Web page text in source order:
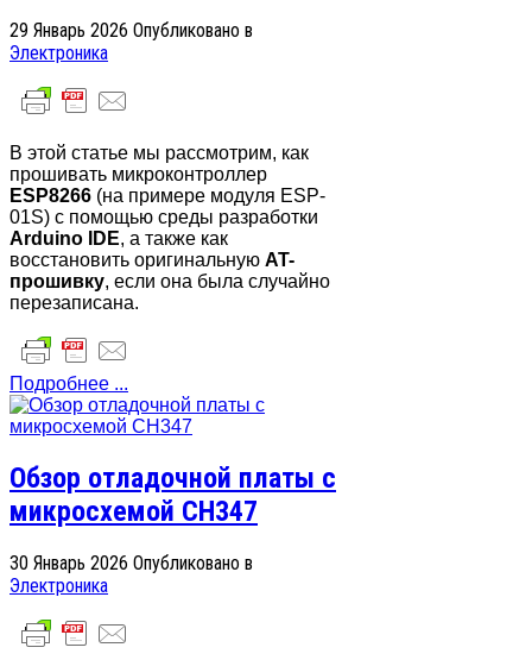
29 Январь 2026 Опубликовано в
Электроника
В этой статье мы рассмотрим, как
прошивать микроконтроллер
ESP8266 (на примере модуля ESP-
01S) с помощью среды разработки
Arduino IDE, а также как
восстановить оригинальную AT-
прошивку, если она была случайно
перезаписана.
Подробнее ...
Обзор отладочной платы с
микросхемой CH347
30 Январь 2026 Опубликовано в
Электроника